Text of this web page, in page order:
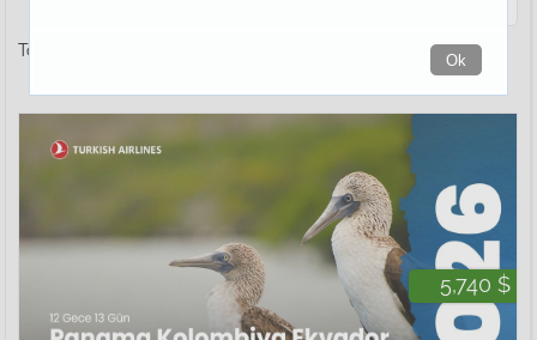
Toplam
5,740 $
Ok